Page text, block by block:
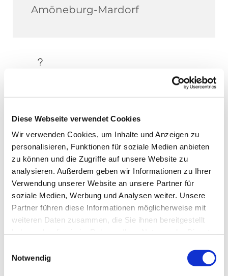
Diese Webseite verwendet Cookies
Wir verwenden Cookies, um Inhalte und Anzeigen zu
personalisieren, Funktionen für soziale Medien anbieten
zu können und die Zugriffe auf unsere Website zu
analysieren. Außerdem geben wir Informationen zu Ihrer
Verwendung unserer Website an unsere Partner für
soziale Medien, Werbung und Analysen weiter. Unsere
Partner führen diese Informationen möglicherweise mit
weiteren Daten zusammen, die Sie ihnen bereitgestellt
Notwendig
Amöneburg-Mardorf
Dies könnte Sie auch